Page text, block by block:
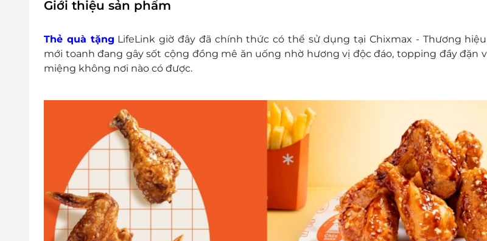
Giới thiệu sản phẩm
Thẻ quà tặng LifeLink giờ đây đã chính thức có thể sử dụng tại Chixmax - Thương
mới toanh đang gây sốt cộng đồng mê ăn uống nhờ hương vị độc đáo, topping đầy đặn
miệng không nơi nào có được.